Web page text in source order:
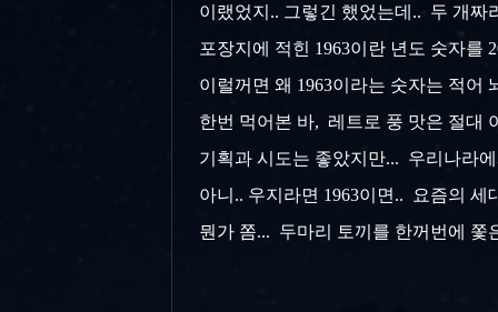
이랬었지.. 그렇긴 했었는데.. 두 개
포장지에 적힌 1963이란 년도 숫자를
이럴꺼면 왜 1963이라는 숫자는 적
한번 먹어본 바, 레트로 풍 맛은 절대
기획과 시도는 좋았지만... 우리나라
아니.. 우지라면 1963이면.. 요즘의
뭔가 쫌... 두마리 토끼를 한꺼번에